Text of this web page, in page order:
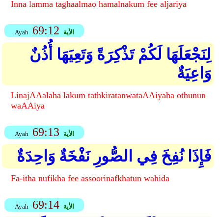
Inna lamma taghaalmao hamalnakum fee aljariya
Ayah 69:12 الأية
لِنَجْعَلَهَا لَكُمْ تَذْكِرَةً وَتَعِيَهَا أُذُنٌ
وَاعِيَةٌ
LinajAAalaha lakum tathkiratanwataAAiyaha othunun
waAAiya
Ayah 69:13 الأية
فَإِذَا نُفِخَ فِي الصُّورِ نَفْخَةٌ وَاحِدَةٌ
Fa-itha nufikha fee assoorinafkhatun wahida
Ayah 69:14 الأية